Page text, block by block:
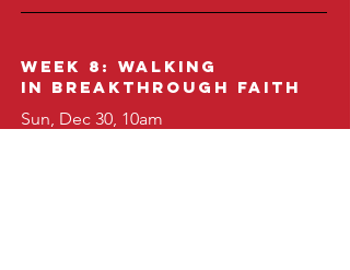
Week 8: walking
in BreaktHrough Faith
Sun, Dec 30, 10am